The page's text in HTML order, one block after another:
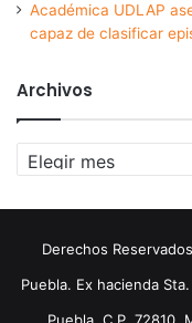
Académica UDLAP
capaz de clasificar
Archivos
Archivos
Derechos
Puebla. Ex hacienda